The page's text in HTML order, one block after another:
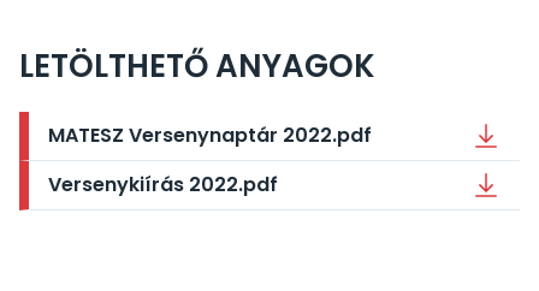
LETÖLTHETŐ ANYAGOK
MATESZ Versenynaptár 2022.pdf
Versenykiírás 2022.pdf